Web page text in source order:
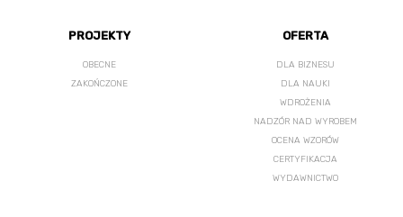
PROJEKTY
OBECNE
ZAKOŃCZONE
OFERTA
DLA BIZNESU
DLA NAUKI
WDROŻENIA
NADZÓR NAD WYROBEM
OCENA WZORÓW
CERTYFIKACJA
WYDAWNICTWO